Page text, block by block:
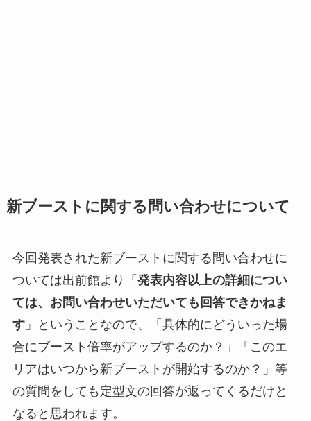
新ブーストに関する問い合わせについて
今回発表された新ブーストに関する問い合わせに
ついては出前館より「 発表内容以上の詳細につい
ては、お問い合わせいただいても回答できかねま
す」ということなので、「具体的にどういった場
合にブースト倍率がアップするのか？」「このエ
リアはいつから新ブーストが開始するのか？」等
の質問をしても定型文の回答が返ってくるだけと
なると思われます。